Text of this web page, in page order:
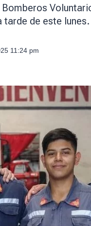
de este lunes.
11:24 pm